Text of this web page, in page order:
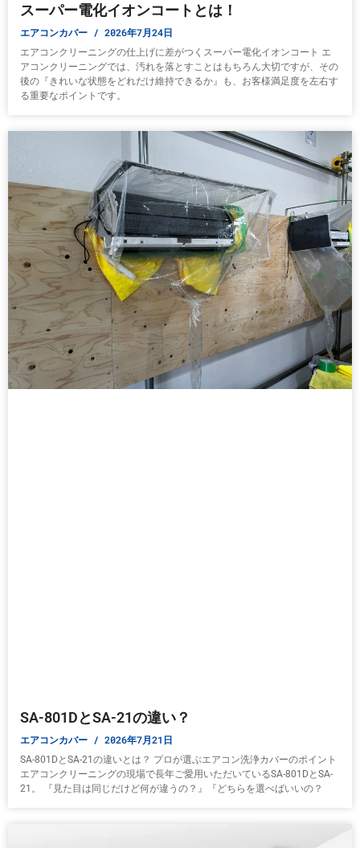
スーパー電化イオンコートとは！
エアコンカバー 2026年7月24日
エアコンクリーニングの仕上げに差がつくスーパー電化イオンコート エ
アコンクリーニングでは、汚れを落とすことはもちろん大切ですが、その
後の『きれいな状態をどれだけ維持できるか』も、お客様満足度を左右す
る重要なポイントです。
SA-801DとSA-21の違い？
エアコンカバー 2026年7月21日
SA-801DとSA-21の違いとは？ プロが選ぶエアコン洗浄カバーのポイント
エアコンクリーニングの現場で長年ご愛用いただいているSA-801DとSA-
21。 『見た目は同じだけど何が違うの？』『どちらを選べばいいの？